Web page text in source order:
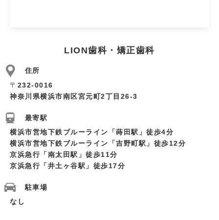
LION歯科・矯正歯科
住所
〒 232-0016
神奈川県横浜市南区宮元町2丁目26-3
最寄駅
横浜市営地下鉄ブルーライン「蒔田駅」徒歩4分
横浜市営地下鉄ブルーライン「吉野町駅」徒歩12分
京浜急行「南太田駅」徒歩11分
京浜急行「井土ヶ谷駅」徒歩17分
駐車場
なし